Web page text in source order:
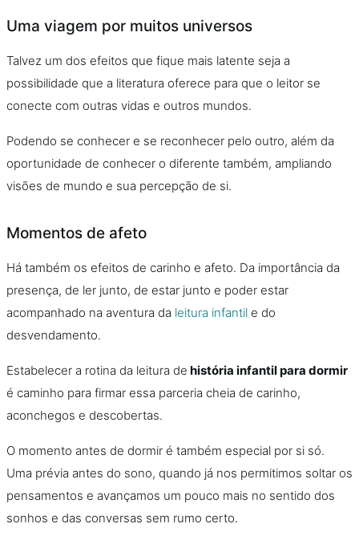
Uma viagem por muitos universos
Talvez um dos efeitos que fique mais latente seja a
possibilidade que a literatura oferece para que o leitor se
conecte com outras vidas e outros mundos.
Podendo se conhecer e se reconhecer pelo outro, além da
oportunidade de conhecer o diferente também, ampliando
visões de mundo e sua percepção de si.
Momentos de afeto
Há também os efeitos de carinho e afeto. Da importância da
presença, de ler junto, de estar junto e poder estar
acompanhado na aventura da leitura infantil e do
desvendamento.
Estabelecer a rotina da leitura de história infantil para dormir
é caminho para firmar essa parceria cheia de carinho,
aconchegos e descobertas.
O momento antes de dormir é também especial por si só.
Uma prévia antes do sono, quando já nos permitimos soltar os
pensamentos e avançamos um pouco mais no sentido dos
sonhos e das conversas sem rumo certo.